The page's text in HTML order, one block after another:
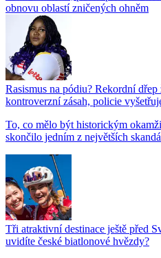
obnovu oblastí zničených ohněm
Rasismus na pódiu? Rekordní
kontroverzní zásah, policie
To, co mělo být historickým
skončilo jedním z největších
Tři atraktivní destinace ještě před
uvidíte české biatlonové hvězdy?